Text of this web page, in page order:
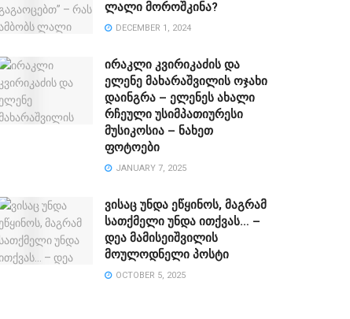
ლალი მოროშკინა?
DECEMBER 1, 2024
ირაკლი კვირიკაძის და
ელენე მახარაშვილის ოჯახი
დაინგრა – ელენეს ახალი
რჩეული უსიმპათიურესი
მუსიკოსია – ნახეთ
ფოტოები
JANUARY 7, 2025
ვისაც უნდა ეწყინოს, მაგრამ
სათქმელი უნდა ითქვას… –
დეა მამისეიშვილის
მოულოდნელი პოსტი
OCTOBER 5, 2025